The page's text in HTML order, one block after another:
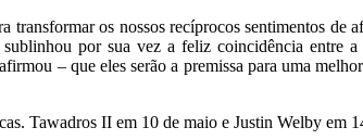
os nossos recíprocos sentimentos
por sua vez a feliz coincidência entre
– que eles serão a premissa para uma
Tawadros II em 10 de maio e Justin Welby em